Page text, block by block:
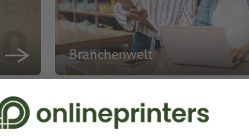
Branchenwelt
Druckerei